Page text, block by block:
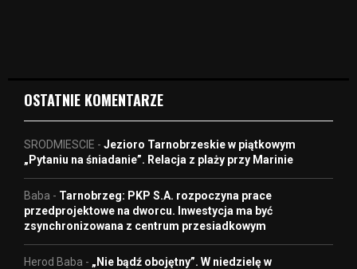
OSTATNIE KOMENTARZE
SRODMIESCIE - Jezioro Tarnobrzeskie w piątkowym
„Pytaniu na śniadanie”. Relacja z plaży przy Marinie
Baba - Tarnobrzeg: PKP S.A. rozpoczyna prace
przedprojektowe na dworcu. Inwestycja ma być
zsynchronizowana z centrum przesiadkowym
Herod Baba - „Nie bądź obojętny”. W niedzielę w